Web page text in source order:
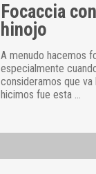
Focaccia
hinojo
A menudo hacemos
especialmente
consideramos que va
hicimos fue esta